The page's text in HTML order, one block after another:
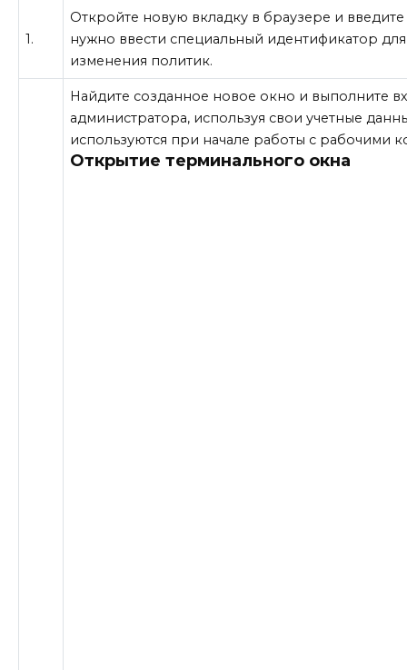
1.
Откройте новую вкладку в браузере и
нужно ввести специальный идентификатор
изменения политик.
Найдите созданное новое окно и выполните
администратора, используя свои учетные
используются при начале работы с рабочими
Открытие терминального окна